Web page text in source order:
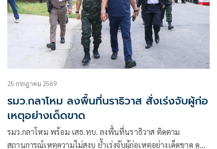
25 กรกฎาคม 2569
รมว.กลาโหม ลงพื้นที่นราธิวาส สั่งเร่งจับผู้ก่อ
เหตุอย่างเด็ดขาด
รมว.กลาโหม พร้อม เสธ.ทบ. ลงพื้นที่นราธิวาส ติดตาม
สถานการณ์เหตุความไม่สงบ ย้ำเร่งจับผู้ก่อเหตุอย่างเด็ดขาด ดูแล